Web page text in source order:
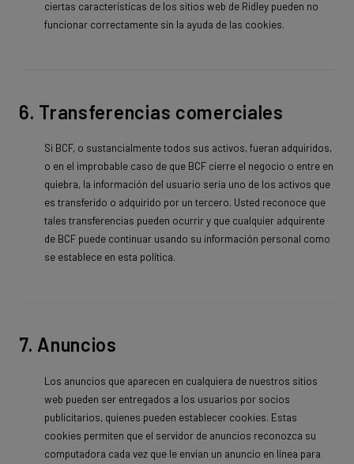
ciertas características de los sitios web de Ridley pueden no
funcionar correctamente sin la ayuda de las cookies.
6. Transferencias comerciales
Si BCF, o sustancialmente todos sus activos, fueran adquiridos,
o en el improbable caso de que BCF cierre el negocio o entre en
quiebra, la información del usuario sería uno de los activos que
es transferido o adquirido por un tercero. Usted reconoce que
tales transferencias pueden ocurrir y que cualquier adquirente
de BCF puede continuar usando su información personal como
se establece en esta política.
7. Anuncios
Los anuncios que aparecen en cualquiera de nuestros sitios
web pueden ser entregados a los usuarios por socios
publicitarios, quienes pueden establecer cookies. Estas
cookies permiten que el servidor de anuncios reconozca su
computadora cada vez que le envían un anuncio en línea para